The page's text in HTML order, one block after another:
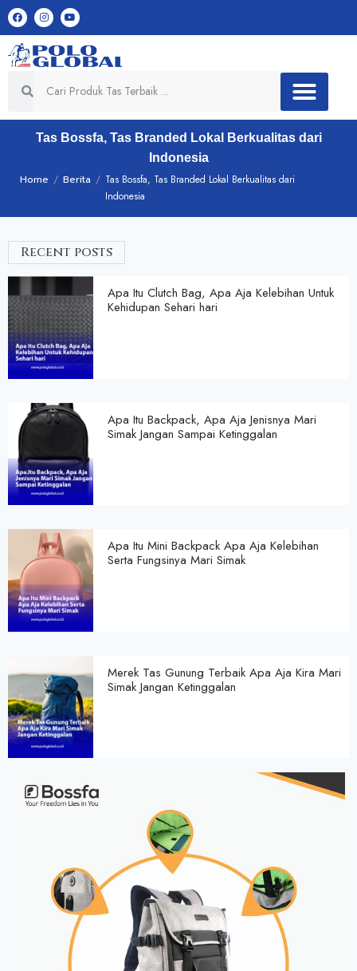
Tas Bossfa, Tas Branded Lokal Berkualitas dari
Indonesia
Home / Berita / Tas Bossfa, Tas Branded Lokal Berkualitas dari
Indonesia
Recent posts
Apa Itu Clutch Bag, Apa Aja Kelebihan Untuk
Kehidupan Sehari hari
Apa Itu Backpack, Apa Aja Jenisnya Mari
Simak Jangan Sampai Ketinggalan
Apa Itu Mini Backpack Apa Aja Kelebihan
Serta Fungsinya Mari Simak
Merek Tas Gunung Terbaik Apa Aja Kira Mari
Simak Jangan Ketinggalan